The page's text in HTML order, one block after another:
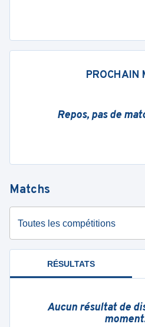
PROCHAIN
Repos, pas de
Matchs
Toutes les compétitions
RÉSULTATS
Aucun résultat de